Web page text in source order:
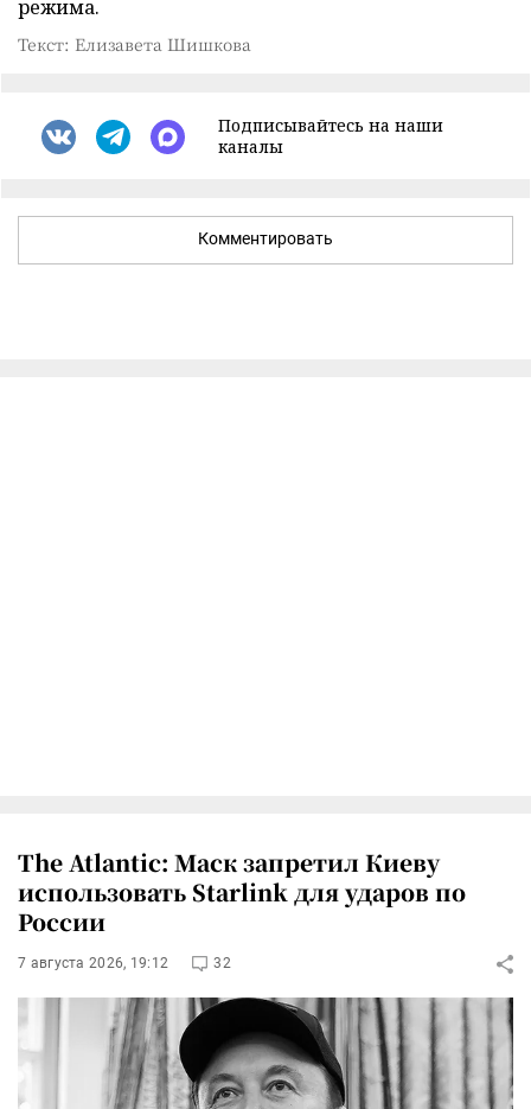
режима.
Текст: Елизавета Шишкова
Подписывайтесь на наши
каналы
Комментировать
The Atlantic: Маск запретил Киеву
использовать Starlink для ударов по
России
7 августа 2026, 19:12 32